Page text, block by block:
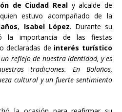
de Ciudad Real y alcalde de
estuvo acompañado de la
, Isabel López. Durante su
la importancia de las fiestas
declaradas de interés turístico
un reflejo de nuestra identidad, y es
tradiciones. En Bolaños,
cultural y un fuerte sentimiento